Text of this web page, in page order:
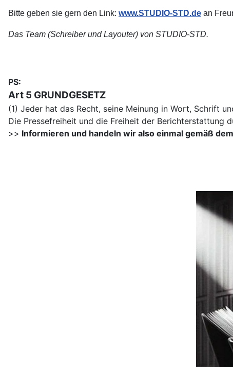
Bitte geben sie gern den Link: www.STUDIO-STD.de an
Das Team (Schreiber und Layouter) von STUDIO-STD.
PS:
Art 5 GRUNDGESETZ
(1) Jeder hat das Recht, seine Meinung in Wort, Schrift
Die Pressefreiheit und die Freiheit der Berichterstattung
>> Informieren und handeln wir also einmal gemäß